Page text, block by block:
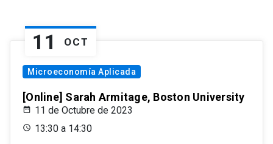
11 OCT
Microeconomía Aplicada
[Online] Sarah Armitage, Boston University
11 de Octubre de 2023
13:30 a 14:30